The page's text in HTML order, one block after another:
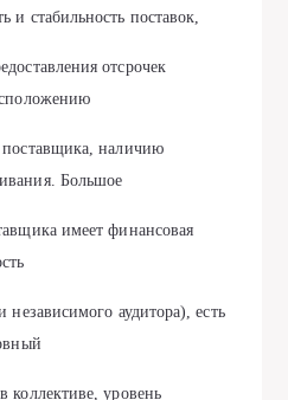
и стабильность поставок,
отсрочек
наличию
Большое
имеет финансовая
независимого аудитора), есть
коллективе, уровень